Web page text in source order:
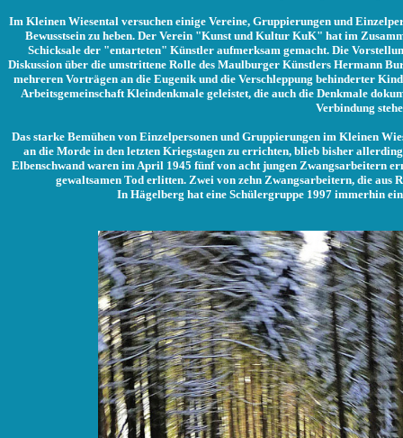
Im Kleinen Wiesental versuchen einige Vereine, Gruppierungen und
Bewusstsein zu heben. Der Verein "Kunst und Kultur KuK" hat im
Schicksale der "entarteten" Künstler aufmerksam gemacht. Die
Diskussion über die umstrittene Rolle des Maulburger Künstlers Hermann
mehreren Vorträgen an die Eugenik und die Verschleppung behinderter
Arbeitsgemeinschaft Kleindenkmale geleistet, die auch die Denkmale
Verbindung
Das starke Bemühen von Einzelpersonen und Gruppierungen im Kleinen
an die Morde in den letzten Kriegstagen zu errichten, blieb bisher
Elbenschwand waren im April 1945 fünf von acht jungen Zwangsarbeitern
gewaltsamen Tod erlitten. Zwei von zehn Zwangsarbeitern, die aus
In Hägelberg hat eine Schülergruppe 1997 immerhin